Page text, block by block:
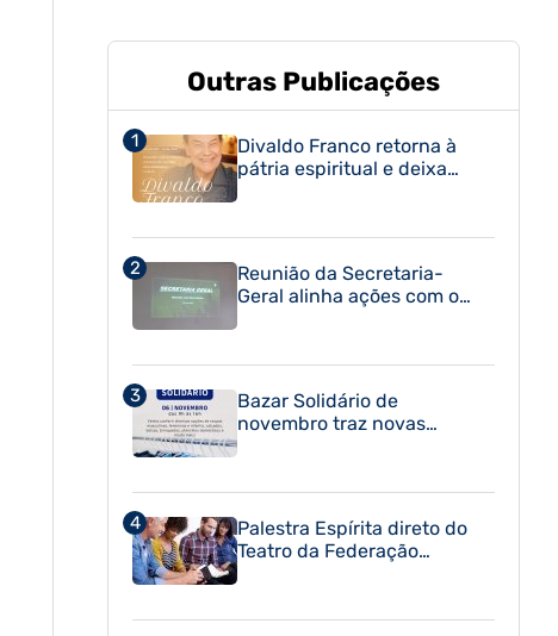
Outras Publicações
Divaldo Franco retorna à
pátria espiritual e deixa
Reunião da Secretaria-
Geral alinha ações com os
Bazar Solidário de
novembro traz novas
Palestra Espírita direto do
Teatro da Federação